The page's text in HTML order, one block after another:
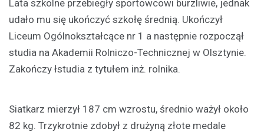
Lata szkolne przebiegły sportowcowi burzliwie, jednak
udało mu się ukończyć szkołę średnią. Ukończył
Liceum Ogólnokształcące nr 1 a następnie rozpoczął
studia na Akademii Rolniczo-Technicznej w Olsztynie.
Zakończy łstudia z tytułem inż. rolnika.
Siatkarz mierzył 187 cm wzrostu, średnio ważył około
82 kg. Trzykrotnie zdobył z drużyną złote medale